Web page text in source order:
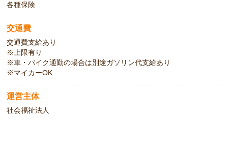
各種保険
交通費
交通費支給あり
※上限有り
※車・バイク通勤の場合は別途ガソリン代支給あり
※マイカーOK
運営主体
社会福祉法人